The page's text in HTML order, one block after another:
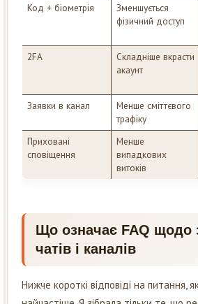
Код + біометрія
Зменшується
фізичний доступ
2FA
Складніше вкрасти
акаунт
Заявки в канал
Менше сміттєвого
трафіку
Приховані
сповіщення
Менше
випадкових
витоків
Що означає FAQ щодо
чатів і каналів
Нижче короткі відповіді на питання,